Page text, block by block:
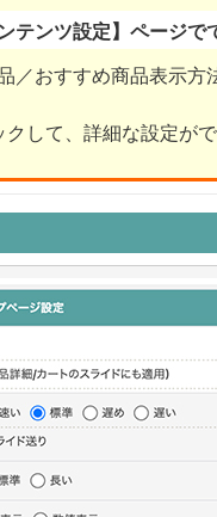
テンツ設定】ページで
／おすすめ商品表示
クして、詳細な設定がで